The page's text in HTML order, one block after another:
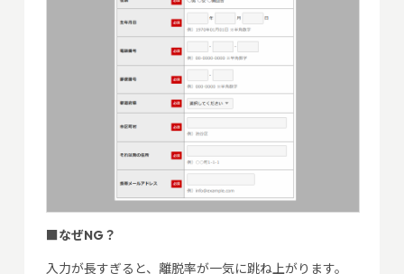
■なぜNG？
入力が長すぎると、離脱率が一気に跳ね上がります。